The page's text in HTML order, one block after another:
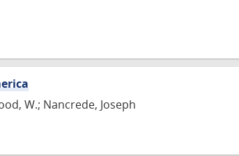
W.; Nancrede, Joseph